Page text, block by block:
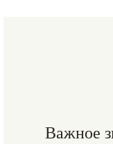
Важное